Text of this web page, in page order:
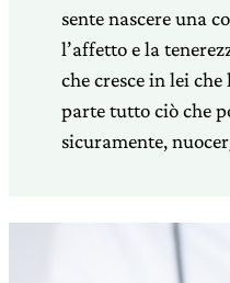
sentenascere una
l’affetto e la
che cresce in lei che
parte tutto ciò che
sicuramente,